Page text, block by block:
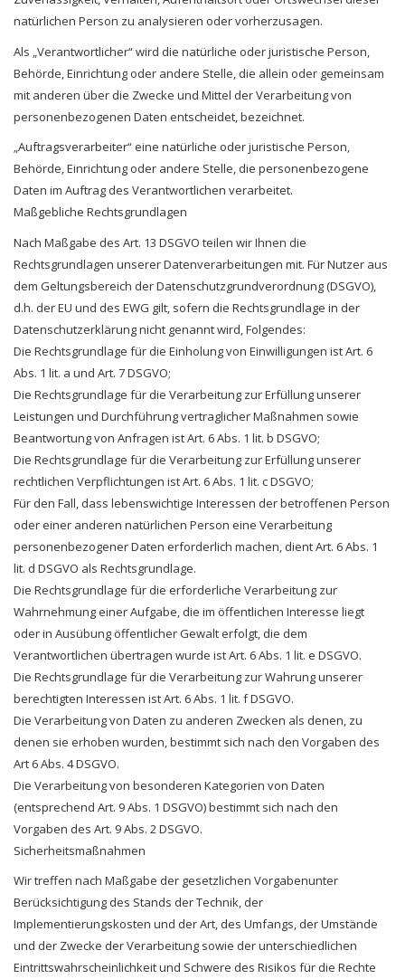
natürlichen Person zu analysieren oder vorherzusagen.
Als „Verantwortlicher“ wird die natürliche oder juristische Person,
Behörde, Einrichtung oder andere Stelle, die allein oder gemeinsam
mit anderen über die Zwecke und Mittel der Verarbeitung von
personenbezogenen Daten entscheidet, bezeichnet.
„Auftragsverarbeiter“ eine natürliche oder juristische Person,
Behörde, Einrichtung oder andere Stelle, die personenbezogene
Daten im Auftrag des Verantwortlichen verarbeitet.
Maßgebliche Rechtsgrundlagen
Nach Maßgabe des Art. 13 DSGVO teilen wir Ihnen die
Rechtsgrundlagen unserer Datenverarbeitungen mit. Für Nutzer aus
dem Geltungsbereich der Datenschutzgrundverordnung (DSGVO),
d.h. der EU und des EWG gilt, sofern die Rechtsgrundlage in der
Datenschutzerklärung nicht genannt wird, Folgendes:
Die Rechtsgrundlage für die Einholung von Einwilligungen ist Art. 6
Abs. 1 lit. a und Art. 7 DSGVO;
Die Rechtsgrundlage für die Verarbeitung zur Erfüllung unserer
Leistungen und Durchführung vertraglicher Maßnahmen sowie
Beantwortung von Anfragen ist Art. 6 Abs. 1 lit. b DSGVO;
Die Rechtsgrundlage für die Verarbeitung zur Erfüllung unserer
rechtlichen Verpflichtungen ist Art. 6 Abs. 1 lit. c DSGVO;
Für den Fall, dass lebenswichtige Interessen der betroffenen Person
oder einer anderen natürlichen Person eine Verarbeitung
personenbezogener Daten erforderlich machen, dient Art. 6 Abs. 1
lit. d DSGVO als Rechtsgrundlage.
Die Rechtsgrundlage für die erforderliche Verarbeitung zur
Wahrnehmung einer Aufgabe, die im öffentlichen Interesse liegt
oder in Ausübung öffentlicher Gewalt erfolgt, die dem
Verantwortlichen übertragen wurde ist Art. 6 Abs. 1 lit. e DSGVO.
Die Rechtsgrundlage für die Verarbeitung zur Wahrung unserer
berechtigten Interessen ist Art. 6 Abs. 1 lit. f DSGVO.
Die Verarbeitung von Daten zu anderen Zwecken als denen, zu
denen sie erhoben wurden, bestimmt sich nach den Vorgaben des
Art 6 Abs. 4 DSGVO.
Die Verarbeitung von besonderen Kategorien von Daten
(entsprechend Art. 9 Abs. 1 DSGVO) bestimmt sich nach den
Vorgaben des Art. 9 Abs. 2 DSGVO.
Sicherheitsmaßnahmen
Wir treffen nach Maßgabe der gesetzlichen Vorgabenunter
Berücksichtigung des Stands der Technik, der
Implementierungskosten und der Art, des Umfangs, der Umstände
und der Zwecke der Verarbeitung sowie der unterschiedlichen
Eintrittswahrscheinlichkeit und Schwere des Risikos für die Rechte